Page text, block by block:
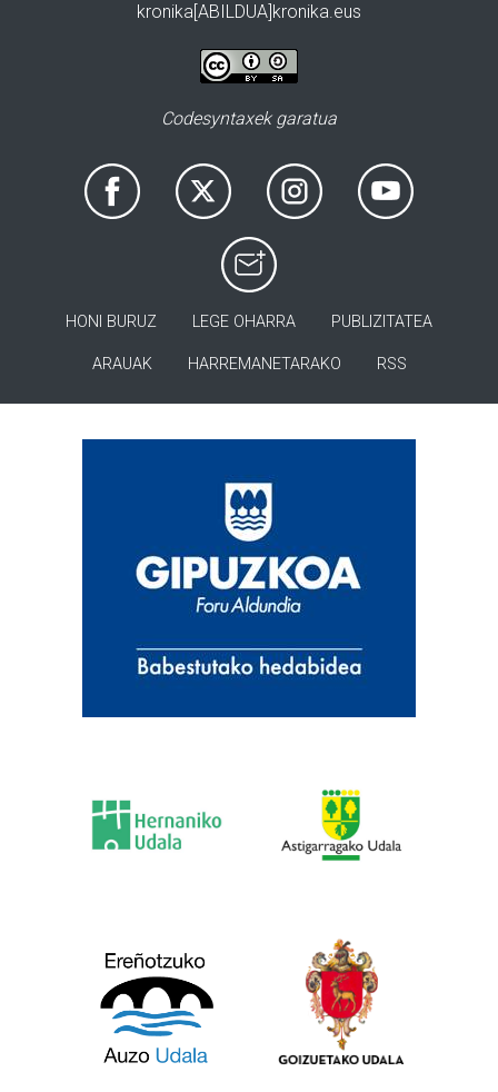
kronika[ABILDUA]kronika.eus
Codesyntaxek garatua
HONI BURUZ LEGE OHARRA PUBLIZITATEA
ARAUAK HARREMANETARAKO RSS